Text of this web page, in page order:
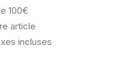
100€
article
incluses